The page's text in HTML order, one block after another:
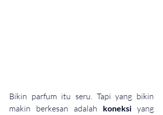
Bikin parfum itu seru. Tapi yang bikin
makin berkesan adalah koneksi yang